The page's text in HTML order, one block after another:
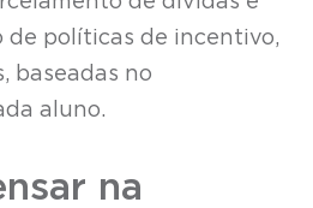
de políticas de incentivo,
baseadas no
aluno.
na